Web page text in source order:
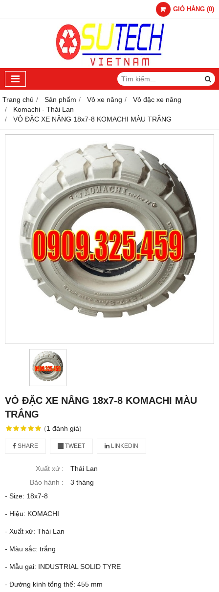
GIỎ HÀNG (0)
Trang chủ Sản phẩm Vỏ xe nâng
Vỏ đặc xe nâng
Komachi - Thái Lan
VỎ ĐẶC XE NÂNG 18x7-8 KOMACHI MÀU TRẮNG
VỎ ĐẶC XE NÂNG 18x7-8 KOMACHI MÀU
TRẮNG
(1 đánh giá)
SHARE TWEET LINKEDIN
Xuất xứ :
Thái Lan
Bảo hành :
3 tháng
- Size: 18x7-8
- Hiệu: KOMACHI
- Xuất xứ: Thái Lan
- Màu sắc: trắng
- Mẫu gai: INDUSTRIAL SOLID TYRE
- Đường kính tổng thể: 455 mm